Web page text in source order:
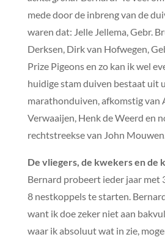
mede door de inbreng van de
waren dat: Jelle Jellema, Gebr.
Derksen, Dirk van Hofwegen,
Prize Pigeons en zo kan ik wel
huidige stam duiven bestaat uit
marathonduiven, afkomstig van
Verwaaijen, Henk de Weerd en
rechtstreekse van John
De vliegers, de kwekers en de
Bernard probeert ieder jaar met
8 nestkoppels te starten.
want ik doe zeker niet aan
waar ik absoluut wat in zie,